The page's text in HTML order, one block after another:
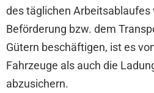
des täglichen Arbeitsablaufes
Beförderung bzw. dem
Gütern beschäftigen, ist es
Fahrzeuge als auch die
abzusichern.